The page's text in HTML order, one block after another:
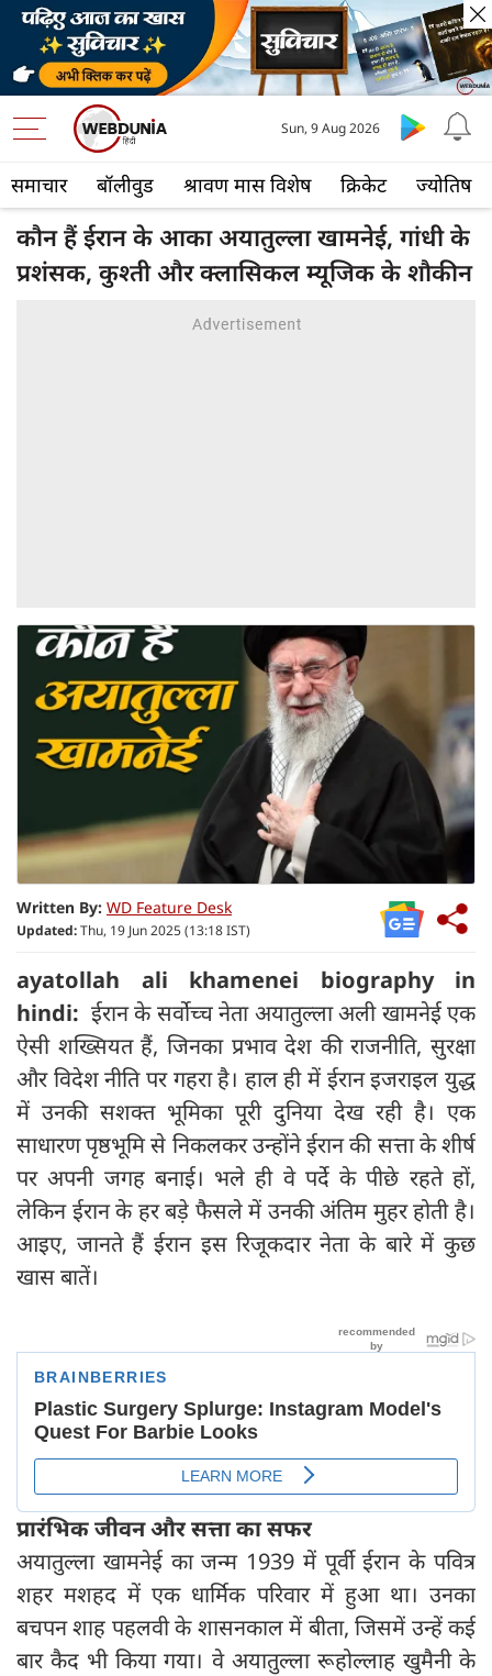
समाचार बॉलीवुड श्रावण मास विशेष क्रिकेट ज्योतिष
Sun, 9 Aug 2026
कौन हैं ईरान के आका अयातुल्ला खामनेई, गांधी के
प्रशंसक, कुश्ती और क्लासिकल म्यूजिक के शौकीन
Written By: WD Feature Desk
Updated:Thu, 19 Jun 2025 (13:18 IST)
ayatollah ali khamenei biography in
hindi: ईरान के सर्वोच्च नेता अयातुल्ला अली खामनेई एक
ऐसी शख्सियत हैं, जिनका प्रभाव देश की राजनीति, सुरक्षा
और विदेश नीति पर गहरा है। हाल ही में ईरान इजराइल युद्ध
में उनकी सशक्त भूमिका पूरी दुनिया देख रही है। एक
साधारण पृष्ठभूमि से निकलकर उन्होंने ईरान की सत्ता के शीर्ष
पर अपनी जगह बनाई। भले ही वे पर्दे के पीछे रहते हों,
लेकिन ईरान के हर बड़े फैसले में उनकी अंतिम मुहर होती है।
आइए, जानते हैं ईरान इस रिजूकदार नेता के बारे में कुछ
खास बातें।
प्रारंभिक जीवन और सत्ता का सफर
अयातुल्ला खामनेई का जन्म 1939 में पूर्वी ईरान के पवित्र
शहर मशहद में एक धार्मिक परिवार में हुआ था। उनका
बचपन शाह पहलवी के शासनकाल में बीता, जिसमें उन्हें कई
बार कैद भी किया गया। वे अयातुल्ला रूहोल्लाह खुमैनी के